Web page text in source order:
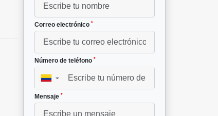
Correo electrónico *
Número de teléfono *
▼
Mensaje *